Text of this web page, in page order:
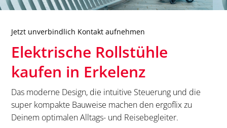
Jetzt unverbindlich Kontakt aufnehmen
Elektrische Rollstühle
kaufen in Erkelenz
Das moderne Design, die intuitive Steuerung und die
super kompakte Bauweise machen den ergoflix zu
Deinem optimalen Alltags- und Reisebegleiter.